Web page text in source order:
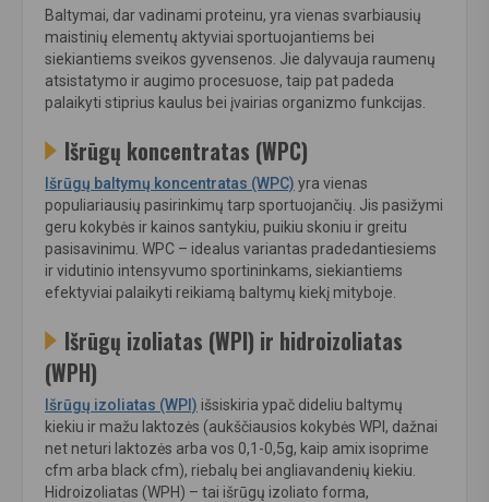
Baltymai, dar vadinami proteinu, yra vienas svarbiausių
maistinių elementų aktyviai sportuojantiems bei
siekiantiems sveikos gyvensenos. Jie dalyvauja raumenų
atsistatymo ir augimo procesuose, taip pat padeda
palaikyti stiprius kaulus bei įvairias organizmo funkcijas.
Išrūgų koncentratas (WPC)
Išrūgų baltymų koncentratas (WPC) yra vienas
populiariausių pasirinkimų tarp sportuojančių. Jis pasižymi
geru kokybės ir kainos santykiu, puikiu skoniu ir greitu
pasisavinimu. WPC – idealus variantas pradedantiesiems
ir vidutinio intensyvumo sportininkams, siekiantiems
efektyviai palaikyti reikiamą baltymų kiekį mityboje.
Išrūgų izoliatas (WPI) ir hidroizoliatas
(WPH)
Išrūgų izoliatas (WPI) išsiskiria ypač dideliu baltymų
kiekiu ir mažu laktozės (aukščiausios kokybės WPI, dažnai
net neturi laktozės arba vos 0,1-0,5g, kaip amix isoprime
cfm arba black cfm), riebalų bei angliavandenių kiekiu.
Hidroizoliatas (WPH) – tai išrūgų izoliato forma,